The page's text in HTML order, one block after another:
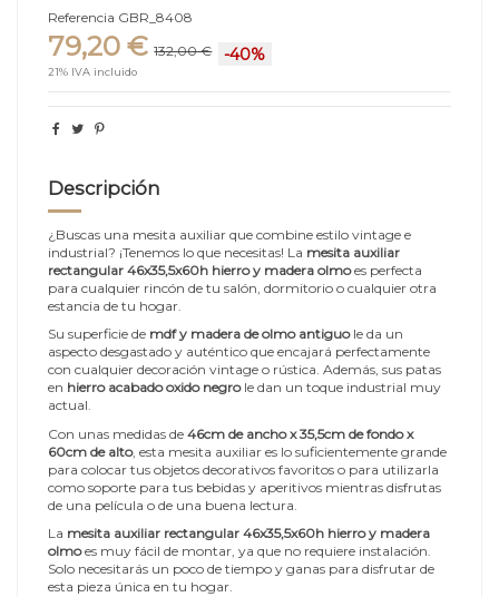
Referencia GBR_8408
79,20 € 132,00 € -40%
21% IVA incluido
Descripción
¿Buscas una mesita auxiliar que combine estilo vintage e
industrial? ¡Tenemos lo que necesitas! La mesita auxiliar
rectangular 46x35,5x60h hierro y madera olmoes perfecta
para cualquier rincón de tu salón, dormitorio o cualquier otra
estancia de tu hogar.
Su superficie de mdf y madera de olmo antiguole da un
aspecto desgastado y auténtico que encajará perfectamente
con cualquier decoración vintage o rústica. Además, sus patas
en hierro acabado oxido negrole dan un toque industrial muy
actual.
Con unas medidas de 46cm de ancho x 35,5cm de fondo x
60cm de alto, esta mesita auxiliar es lo suficientemente grande
para colocar tus objetos decorativos favoritos o para utilizarla
como soporte para tus bebidas y aperitivos mientras disfrutas
de una película o de una buena lectura.
La mesita auxiliar rectangular 46x35,5x60h hierro y madera
olmoes muy fácil de montar, ya que no requiere instalación.
Solo necesitarás un poco de tiempo y ganas para disfrutar de
esta pieza única en tu hogar.